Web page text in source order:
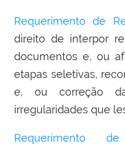
Requerimento de
direito de interpor
documentos e, ou
etapas seletivas,
e, ou correção
irregularidades que
Requerimento de